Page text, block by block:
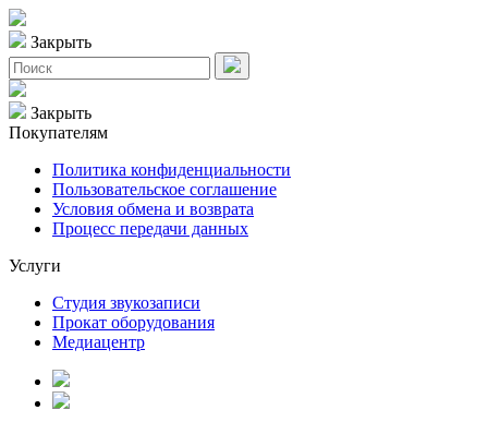
Закрыть
Закрыть
Покупателям
Политика конфиденциальности
Пользовательское соглашение
Условия обмена и возврата
Процесс передачи данных
Услуги
Студия звукозаписи
Прокат оборудования
Медиацентр